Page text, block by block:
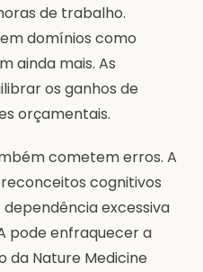
de trabalho.
domínios como
ainda mais. As
os ganhos de
orçamentais.
cometem erros. A
cognitivos
excessiva
pode enfraquecer a
da Nature Medicine